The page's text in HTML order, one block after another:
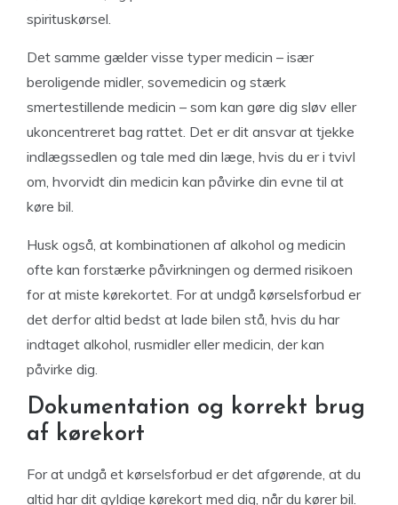
spirituskørsel.
Det samme gælder visse typer medicin – især
beroligende midler, sovemedicin og stærk
smertestillende medicin – som kan gøre dig sløv eller
ukoncentreret bag rattet. Det er dit ansvar at tjekke
indlægssedlen og tale med din læge, hvis du er i tvivl
om, hvorvidt din medicin kan påvirke din evne til at
køre bil.
Husk også, at kombinationen af alkohol og medicin
ofte kan forstærke påvirkningen og dermed risikoen
for at miste kørekortet. For at undgå kørselsforbud er
det derfor altid bedst at lade bilen stå, hvis du har
indtaget alkohol, rusmidler eller medicin, der kan
påvirke dig.
Dokumentation og korrekt brug
af kørekort
For at undgå et kørselsforbud er det afgørende, at du
altid har dit gyldige kørekort med dig, når du kører bil.